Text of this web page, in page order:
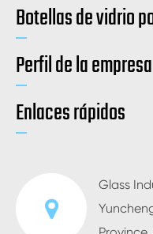
Botellas de vidrio
Perfil de la empresa
Enlaces rápidos
Glass